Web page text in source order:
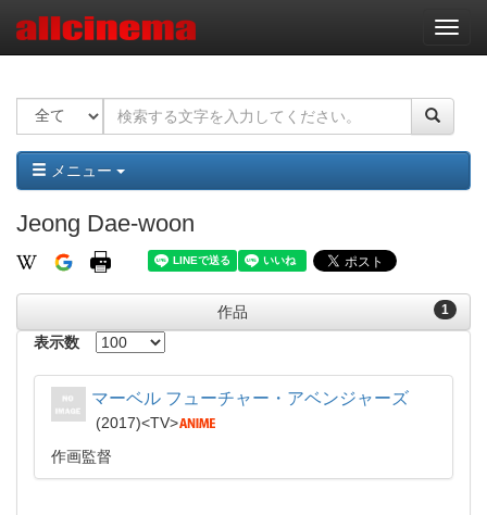
ナ
ビ
ー
ョ
ン
メニュー
Jeong Dae-woon
1
作品
表示数
マーベル フューチャー・アベンジャーズ
2017
TV
作画監督